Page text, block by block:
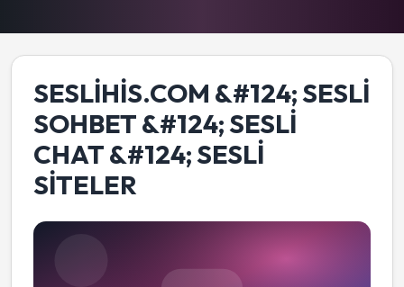
SESLIHIS.COM &#124; SESLI
SOHBET &#124; SESLI
CHAT &#124; SESLI
SITELER